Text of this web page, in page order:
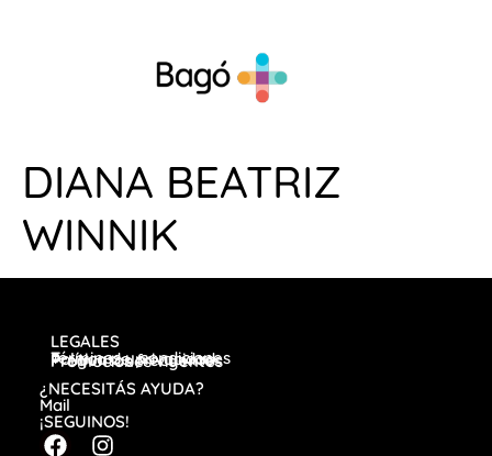
DIANA BEATRIZ
WINNIK
LEGALES
Términos y condiciones
Política de privacidad
Preguntas frecuentes
Promociones vigentes
¿NECESITÁS AYUDA?
Mail
¡SEGUINOS!